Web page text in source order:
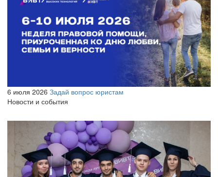
6 июля 2026 Задай вопрос юристам
Новости и события